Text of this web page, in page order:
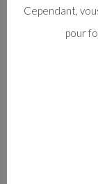
Nous
soin
Cependant,
pour